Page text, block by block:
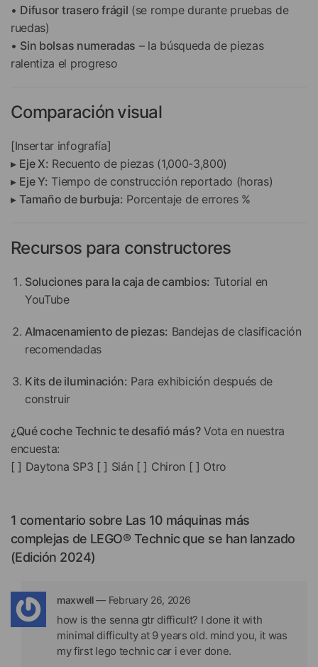
• Difusor trasero frágil (se rompe durante pruebas de
ruedas)
• Sin bolsas numeradas – la búsqueda de piezas
ralentiza el progreso
Comparación visual
[Insertar infografía]
▸ Eje X: Recuento de piezas (1,000-3,800)
▸ Eje Y: Tiempo de construcción reportado (horas)
▸ Tamaño de burbuja: Porcentaje de errores %
Recursos para constructores
Soluciones para la caja de cambios: Tutorial en
YouTube
Almacenamiento de piezas: Bandejas de clasificación
recomendadas
Kits de iluminación: Para exhibición después de
construir
¿Qué coche Technic te desafió más? Vota en nuestra
encuesta:
[ ] Daytona SP3 [ ] Sián [ ] Chiron [ ] Otro
1 comentario sobre Las 10 máquinas más
complejas de LEGO® Technic que se han lanzado
(Edición 2024)
maxwell— February 26, 2026
how is the senna gtr difficult? I done it with
minimal difficulty at 9 years old. mind you, it was
my first lego technic car i ever done.